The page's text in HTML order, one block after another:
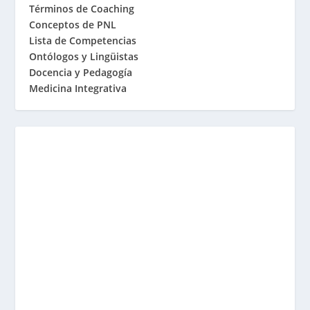
Términos de Coaching
Conceptos de PNL
Lista de Competencias
Ontólogos y Lingüistas
Docencia y Pedagogía
Medicina Integrativa